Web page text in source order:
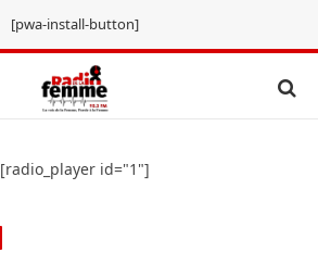
[pwa-install-button]
[radio_player id="1"]